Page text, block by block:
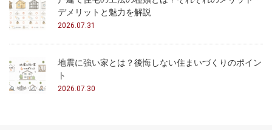
デメリットと魅力を解説
2026.07.31
地震に強い家とは？後悔しない住まいづくりのポイン
ト
2026.07.30